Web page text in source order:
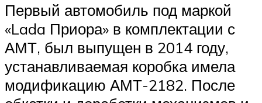
Первый автомобиль под маркой
«Lada Приора» в комплектации с
АМТ, был выпущен в 2014 году,
устанавливаемая коробка имела
модификацию АМТ-2182. После